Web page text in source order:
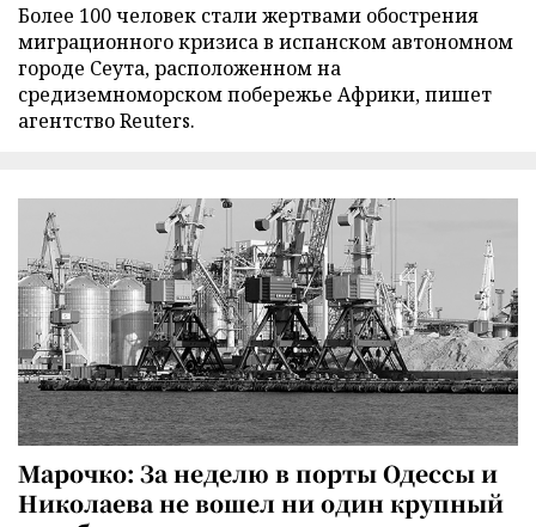
Более 100 человек стали жертвами обострения
миграционного кризиса в испанском автономном
городе Сеута, расположенном на
средиземноморском побережье Африки, пишет
агентство Reuters.
Марочко: За неделю в порты Одессы и
Николаева не вошел ни один крупный